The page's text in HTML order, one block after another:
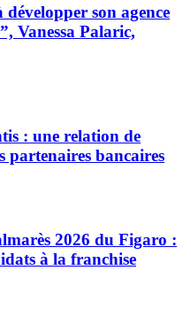
son agence
Vanessa Palaric,
: une relation de
partenaires bancaires
2026 du Figaro :
à la franchise